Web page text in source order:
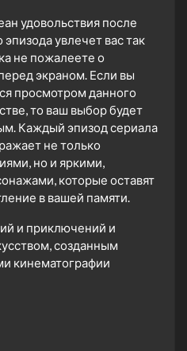
удовольствия после
увлечет вас так
не пожалеете о
экраном. Если вы
просмотром данного
то ваш выбор будет
Каждый эпизод сериала
не только
но и яркими,
которые оставят
в вашей памяти.
и приключений и
созданным
кинематографии